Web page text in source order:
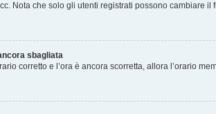
Nota che solo gli utenti registrati possono cambiare
sbagliata
corretto e l’ora è ancora scorretta, allora l’orario